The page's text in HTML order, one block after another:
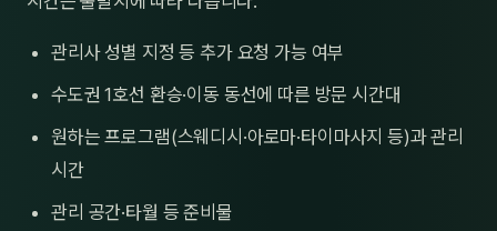
관리사 성별 지정 등 추가 요청 가능 여부
수도권 1호선 환승·이동 동선에 따른 방문 시간대
원하는 프로그램(스웨디시·아로마·타이마사지 등)과 관리
시간
관리 공간·타월 등 준비물